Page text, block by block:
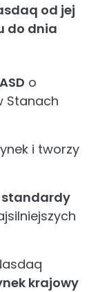
od jej
do dnia
o
Stanach
i tworzy
standardy
krajowy